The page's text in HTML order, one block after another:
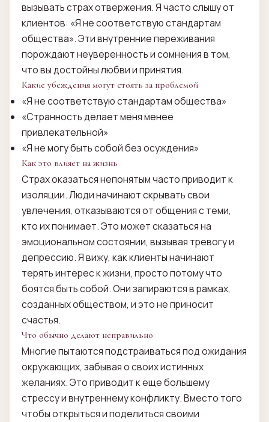
вызывать страх отвержения. Я часто слышу от
клиентов: «Я не соответствую стандартам
общества». Эти внутренние переживания
порождают неуверенность и сомнения в том,
что вы достойны любви и принятия.
Какие убеждения могут стоять за проблемой
«Я не соответствую стандартам общества»
«Странность делает меня менее
привлекательной»
«Я не могу быть собой без осуждения»
Как это влияет на жизнь
Страх оказаться непонятым часто приводит к
изоляции. Люди начинают скрывать свои
увлечения, отказываются от общения с теми,
кто их понимает. Это может сказаться на
эмоциональном состоянии, вызывая тревогу и
депрессию. Я вижу, как клиенты начинают
терять интерес к жизни, просто потому что
боятся быть собой. Они запираются в рамках,
созданных обществом, и это не приносит
счастья.
Что обычно делают неправильно
Многие пытаются подстраиваться под ожидания
окружающих, забывая о своих истинных
желаниях. Это приводит к еще большему
стрессу и внутреннему конфликту. Вместо того
чтобы открыться и поделиться своими